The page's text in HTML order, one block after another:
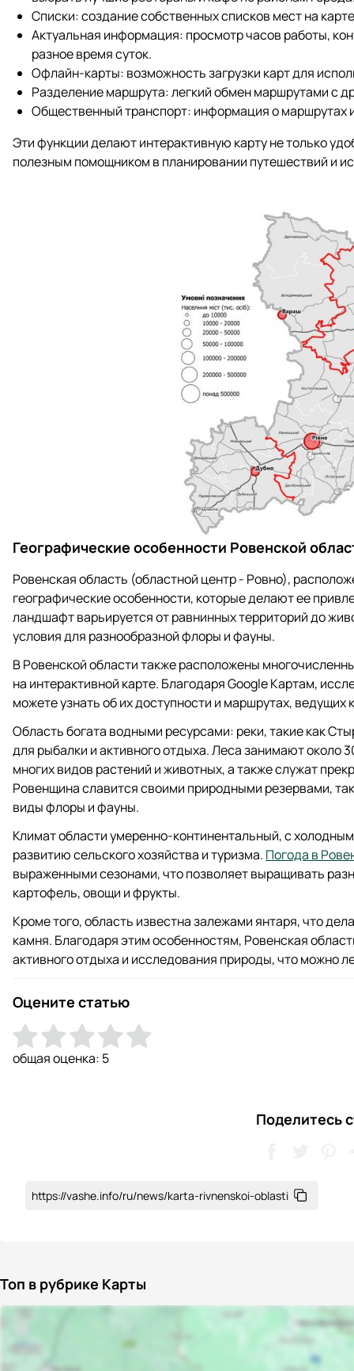
Списки: создание собственных списков мест на
Актуальная информация: просмотр часов работы,
разное время суток.
Офлайн-карты: возможность загрузки карт для
Разделение маршрута: легкий обмен маршрутами с
Общественный транспорт: информация о маршрутах
Эти функции делают интерактивную карту не только
полезным помощником в планировании путешествий и
Географические особенности Ровенской
Ровенская область (областной центр - Ровно),
географические особенности, которые делают ее
ландшафт варьируется от равнинных территорий до
условия для разнообразной флоры и фауны.
В Ровенской области также расположены
на интерактивной карте. Благодаря Google Картам,
можете узнать об их доступности и маршрутах, ведущих
Область богата водными ресурсами: реки, такие как
для рыбалки и активного отдыха. Леса занимают около
многих видов растений и животных, а также служат
Ровенщина славится своими природными резервами,
виды флоры и фауны.
Климат области умеренно-континентальный, с
развитию сельского хозяйства и туризма. Погода в
выраженными сезонами, что позволяет выращивать
картофель, овощи и фрукты.
Кроме того, область известна залежами янтаря, что
камня. Благодаря этим особенностям, Ровенская
активного отдыха и исследования природы, что можно
Оцените статью
общая оценка: 5
Поделитесь
https://vashe.info/ru/news/karta-rivnenskoi-oblasti
Топ в рубрике Карты